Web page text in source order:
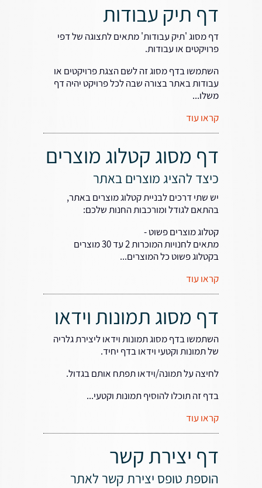
דף תיק עבודות
דף מסוג 'תיק עבודות' מתאים לתצוגה של דפי
פרויקטים או עבודות.
השתמשו בדף מסוג זה לשם הצגת פרויקטים או
עבודות באתר בצורה שבה לכל פרויקט יהיה דף
משלו...
קראו עוד
דף מסוג קטלוג מוצרים
כיצד להציג מוצרים באתר
יש שתי דרכים לבניית קטלוג מוצרים באתר,
בהתאם לגודל ומורכבות החנות שלכם:
קטלוג מוצרים פשוט -
מתאים לחנויות המוכרות 2 עד 30 מוצרים
בקטלוג פשוט כל המוצרים...
קראו עוד
דף מסוג תמונות וידאו
השתמשו בדף מסוג תמונות וידאו ליצירת גלריה
של תמונות וקטעי וידאו בדף יחיד.
לחיצה על תמונה/וידאו תפתח אותם בגדול.
בדף זה תוכלו להוסיף תמונות וקטעי...
קראו עוד
דף יצירת קשר
הוספת טופס יצירת קשר לאתר